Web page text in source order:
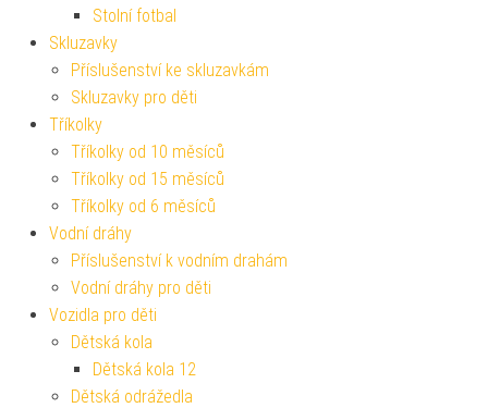
Stolní fotbal
Skluzavky
Příslušenství ke skluzavkám
Skluzavky pro děti
Tříkolky
Tříkolky od 10 měsíců
Tříkolky od 15 měsíců
Tříkolky od 6 měsíců
Vodní dráhy
Příslušenství k vodním drahám
Vodní dráhy pro děti
Vozidla pro děti
Dětská kola
Dětská kola 12
Dětská odrážedla